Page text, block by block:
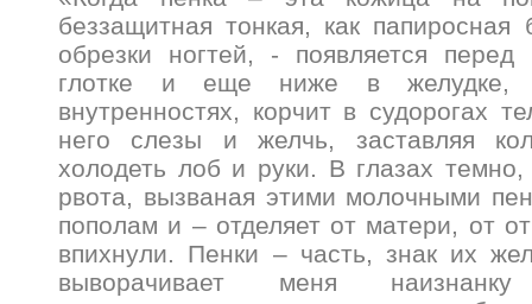
беззащитная тонкая, как папиросная
обрезки ногтей, - появляется
глотке и еще ниже в желудке,
внутренностях, корчит в судорогах
него слезы и желчь, заставляя
холодеть лоб и руки. В глазах темно,
рвота, вызваная этими молочными
пополам и – отделяет от матери, от
впихнули. Пенки – часть, знак их
выворачивает меня